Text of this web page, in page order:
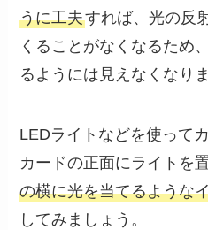
うに工夫すれば、光の反
くることがなくなるため
るようには見えなくなりま
LEDライトなどを使って
カードの正面にライトを
の横に光を当てるような
してみましょう。